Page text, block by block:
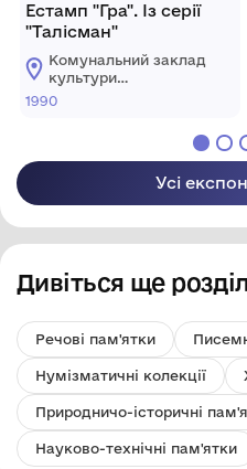
Естамп "Гра". Із серії
"Талісман"
Комунальний заклад
культури
"Хмельницький
1990
Усі
Дивіться ще
Речові пам'ятки
Нумізматичні колекції
Природничо-історичні
Науково-технічні пам'ятки